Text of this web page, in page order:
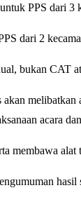
PPS dari 3
dari 2
bukan CAT
akan
acara
membawa